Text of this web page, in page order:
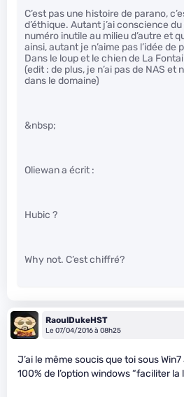
C’est pas une histoire de parano,
d’éthique. Autant j’ai conscience du
numéro inutile au milieu d’autre et
ainsi, autant je n’aime pas l’idée de
Dans le loup et le chien de La
(edit : de plus, je n’ai pas de NAS et
dans le domaine)
&nbsp;
Oliewan a écrit :
Hubic ?
Why not. C’est chiffré?
RaoulDukeHST
Le 07/04/2016 à 08h25
J’ai le même soucis que toi sous
100% de l’option windows “faciliter la